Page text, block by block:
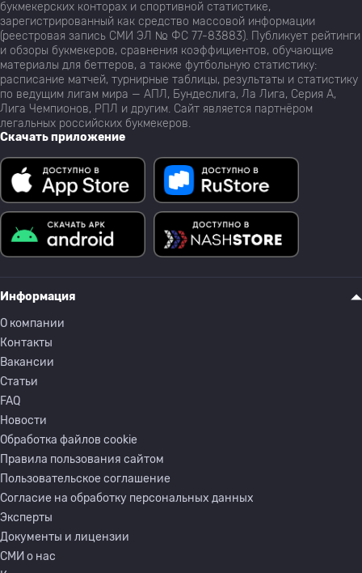
букмекерских конторах и спортивной статистике,
зарегистрированный как средство массовой информации
(реестровая запись СМИ ЭЛ № ФС 77-83883). Публикует рейтинги
и обзоры букмекеров, сравнения коэффициентов, обучающие
материалы для беттеров, а также футбольную статистику:
расписание матчей, турнирные таблицы, результаты и статистику
по ведущим лигам мира — АПЛ, Бундеслига, Ла Лига, Серия А,
Лига Чемпионов, РПЛ и другим. Сайт является партнёром
легальных российских букмекеров.
Скачать приложение
Информация
О компании
Контакты
Вакансии
Статьи
FAQ
Новости
Обработка файлов cookie
Правила пользования сайтом
Пользовательское соглашение
Согласие на обработку персональных данных
Эксперты
Документы и лицензии
СМИ о нас